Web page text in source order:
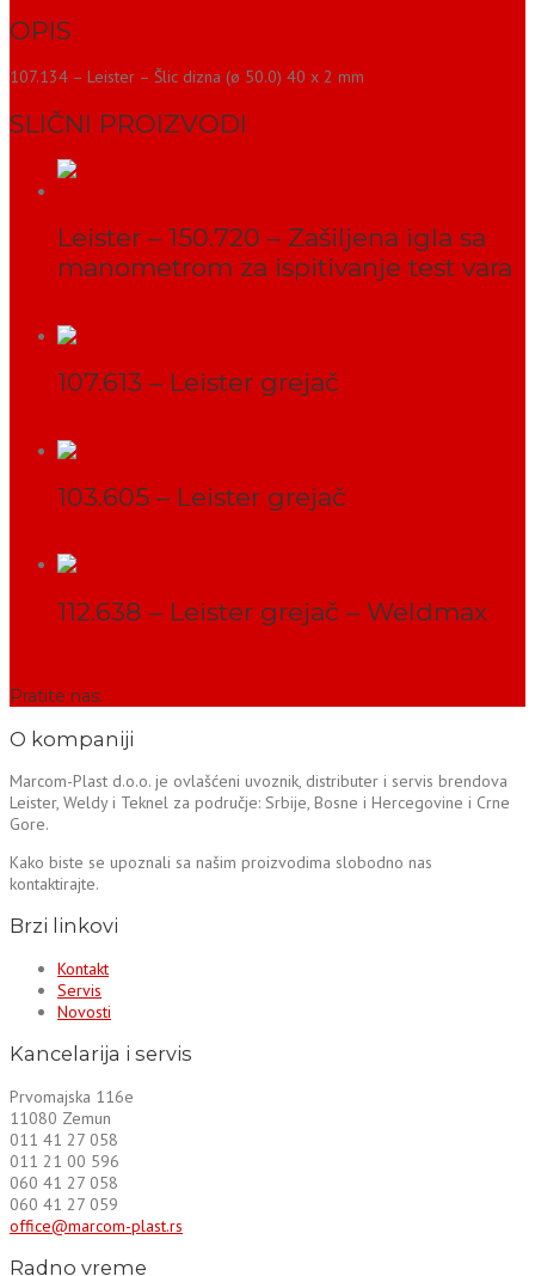
OPIS
107.134 – Leister – Šlic dizna (ø 50.0) 40 x 2 mm
SLIČNI PROIZVODI
Leister – 150.720 – Zašiljena igla sa
manometrom za ispitivanje test vara
107.613 – Leister grejač
103.605 – Leister grejač
112.638 – Leister grejač – Weldmax
Pratite nas:
O kompaniji
Marcom-Plast d.o.o. je ovlašćeni uvoznik, distributer i servis brendova
Leister, Weldy i Teknel za područje: Srbije, Bosne i Hercegovine i Crne
Gore.
Kako biste se upoznali sa našim proizvodima slobodno nas
kontaktirajte.
Brzi linkovi
Kontakt
Servis
Novosti
Kancelarija i servis
Prvomajska 116e
11080 Zemun
011 41 27 058
011 21 00 596
060 41 27 058
060 41 27 059
office@marcom-plast.rs
Radno vreme